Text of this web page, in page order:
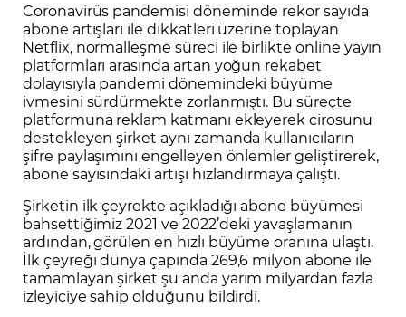
Coronavirüs pandemisi döneminde rekor sayıda
abone artışları ile dikkatleri üzerine toplayan
Netflix, normalleşme süreci ile birlikte online yayın
platformları arasında artan yoğun rekabet
dolayısıyla pandemi dönemindeki büyüme
ivmesini sürdürmekte zorlanmıştı. Bu süreçte
platformuna reklam katmanı ekleyerek cirosunu
destekleyen şirket aynı zamanda kullanıcıların
şifre paylaşımını engelleyen önlemler geliştirerek,
abone sayısındaki artışı hızlandırmaya çalıştı.
Şirketin ilk çeyrekte açıkladığı abone büyümesi
bahsettiğimiz 2021 ve 2022’deki yavaşlamanın
ardından, görülen en hızlı büyüme oranına ulaştı.
İlk çeyreği dünya çapında 269,6 milyon abone ile
tamamlayan şirket şu anda yarım milyardan fazla
izleyiciye sahip olduğunu bildirdi.